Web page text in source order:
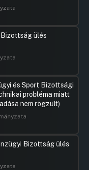
ülés
és Sport Bizottsági
probléma miatt
nem rögzült)
Bizottság ülés